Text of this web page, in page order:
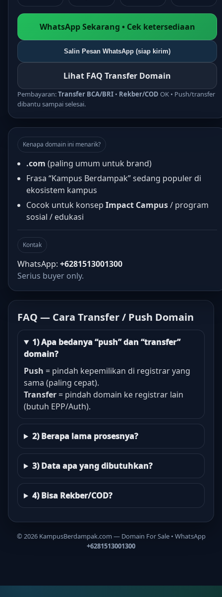
WhatsApp Sekarang • Cek ketersediaan
Salin Pesan WhatsApp (siap kirim)
Lihat FAQ Transfer Domain
Pembayaran:Transfer BCA/BRI • Rekber/COD OK • Push/transfer
dibantu sampai selesai.
Kenapa domain ini menarik?
.com (paling umum untuk brand)
Frasa “Kampus Berdampak” sedang populer di
ekosistem kampus
Cocok untuk konsep Impact Campus/ program
sosial / edukasi
Kontak
WhatsApp: +6281513001300
Serius buyer only.
FAQ — Cara Transfer / Push Domain
1) Apa bedanya “push” dan “transfer”
domain?
Push = pindah kepemilikan di registrar yang
sama (paling cepat).
Transfer = pindah domain ke registrar lain
(butuh EPP/Auth).
2) Berapa lama prosesnya?
3) Data apa yang dibutuhkan?
4) Bisa Rekber/COD?
© 2026KampusBerdampak.com — Domain For Sale • WhatsApp
+6281513001300